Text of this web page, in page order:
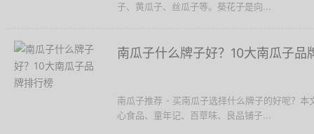
子、黄瓜子、丝瓜子等。葵花子是向...
南瓜子什么牌子好？10大南瓜子品
南瓜子推荐 - 买南瓜子选择什么牌子的好呢？
心食品、童年记、百草味、良品铺子...